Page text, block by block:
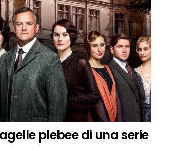
plebee di una serie